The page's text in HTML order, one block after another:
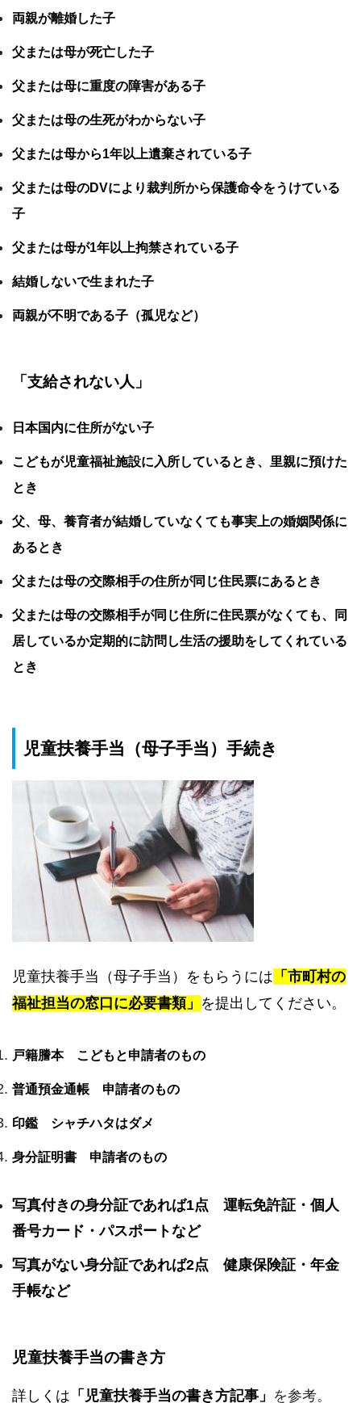
両親が離婚した子
父または母が死亡した子
父または母に重度の障害がある子
父または母の生死がわからない子
父または母から1年以上遺棄されている子
父または母のDVにより裁判所から保護命令をうけている
子
父または母が1年以上拘禁されている子
結婚しないで生まれた子
両親が不明である子（孤児など）
「支給されない人」
日本国内に住所がない子
こどもが児童福祉施設に入所しているとき、里親に預けた
とき
父、母、養育者が結婚していなくても事実上の婚姻関係に
あるとき
父または母の交際相手の住所が同じ住民票にあるとき
父または母の交際相手が同じ住所に住民票がなくても、同
居しているか定期的に訪問し生活の援助をしてくれている
とき
児童扶養手当（母子手当）手続き
児童扶養手当（母子手当）をもらうには 「市町村の
福祉担当の窓口に必要書類」 を提出してください。
戸籍謄本 こどもと申請者のもの
普通預金通帳 申請者のもの
印鑑 シャチハタはダメ
身分証明書 申請者のもの
写真付きの身分証であれば1点 運転免許証・個人
番号カード・パスポートなど
写真がない身分証であれば2点 健康保険証・年金
手帳など
児童扶養手当の書き方
詳しくは 「児童扶養手当の書き方記事」 を参考。